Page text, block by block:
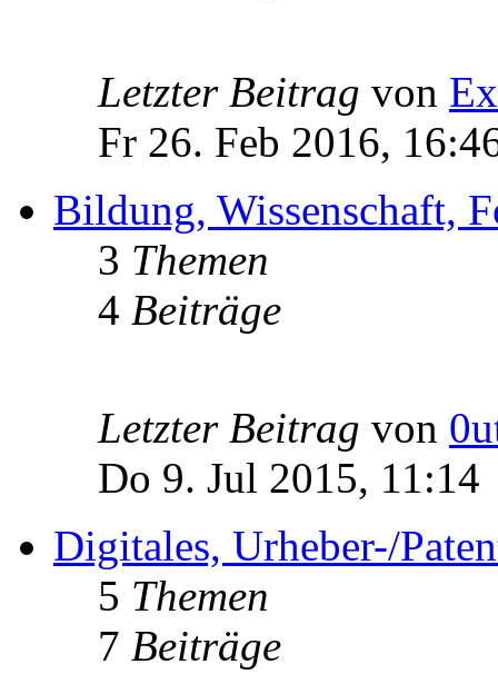
Letzter Beitrag von
Fr 26. Feb 2016,
Bildung, Wissenschaft,
3 Themen
4 Beiträge
Letzter Beitrag von
Do 9. Jul 2015, 11:14
Digitales, Urheber-/
5 Themen
7 Beiträge